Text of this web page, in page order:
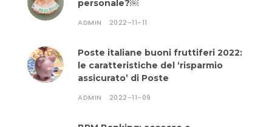
personale?￼
ADMIN 2022-11-11
Poste italiane buoni fruttiferi 2022:
le caratteristiche del ‘risparmio
assicurato’ di Poste
ADMIN 2022-11-09